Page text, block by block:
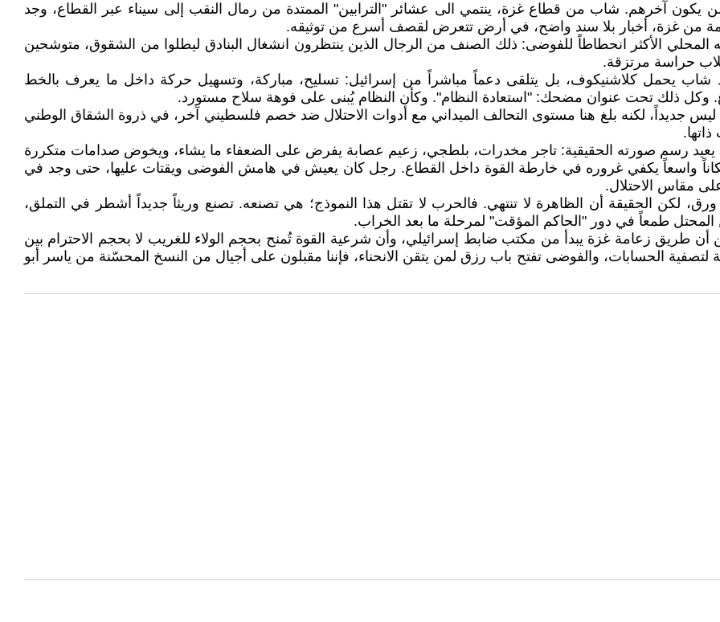
آخرهم. شاب من قطاع غزة، ينتمي الى عشائر "الترابين" الممتدة من رمال النقب إلى سيناء عبر القطاع، وجد
من غزة، أخبار بلا سند واضح، في أرض تتعرض لقصف أسرع من توثيقه.
الأكثر انحطاطاً للفوضى: ذلك الصنف من الرجال الذين ينتظرون انشغال البنادق ليطلوا من الشقوق، متوشحين
حراسة مرتزقة.
شاب يحمل كلاشنيكوف، بل يتلقى دعماً مباشراً من إسرائيل: تسليح، مباركة، وتسهيل حركة داخل ما يعرف بالخط
وكل ذلك تحت عنوان مضحك: "استعادة النظام". وكأن النظام يُبنى على فوهة سلاح مستورد.
ليس جديداً، لكنه بلغ هنا مستوى التحالف الميداني مع أدوات الاحتلال ضد خصم فلسطيني آخر، في ذروة الشقاق الوطني
يعيد رسم صورته الحقيقية: تاجر مخدرات، بلطجي، زعيم عصابة يفرض على الضعفاء ما يشاء، ويخوض صدامات متكررة
واسعاً يكفي غروره في خارطة القوة داخل القطاع. رجل كان يعيش في هامش الفوضى ويقتات عليها، حتى وجد في
مقاس الاحتلال.
لكن الحقيقة أن الظاهرة لا تنتهي. فالحرب لا تقتل هذا النموذج؛ هي تصنعه. تصنع وريثاً جديداً أشطر في التملق،
طمعاً في دور "الحاكم المؤقت" لمرحلة ما بعد الخراب.
طريق زعامة غزة يبدأ من مكتب ضابط إسرائيلي، وأن شرعية القوة تُمنح بحجم الولاء للغريب لا بحجم الاحترام بين
لتصفية الحسابات، والفوضى تفتح باب رزق لمن يتقن الانحناء، فإننا مقبلون على أجيال من النسخ المحسّنة من ياسر أبو